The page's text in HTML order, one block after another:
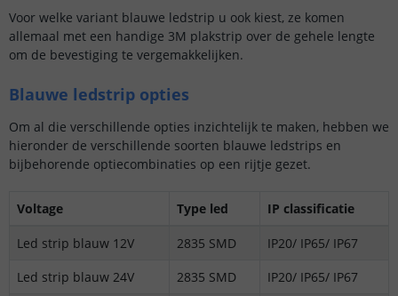
Voor welke variant blauwe ledstrip u ook kiest, ze komen
allemaal met een handige 3M plakstrip over de gehele lengte
om de bevestiging te vergemakkelijken.
Blauwe ledstrip opties
Om al die verschillende opties inzichtelijk te maken, hebben we
hieronder de verschillende soorten blauwe ledstrips en
bijbehorende optiecombinaties op een rijtje gezet.
Voltage Type led IP classificatie
Led strip blauw 12V 2835 SMD
IP20/ IP65/ IP67
Led strip blauw 24V
2835 SMD IP20/ IP65/ IP67